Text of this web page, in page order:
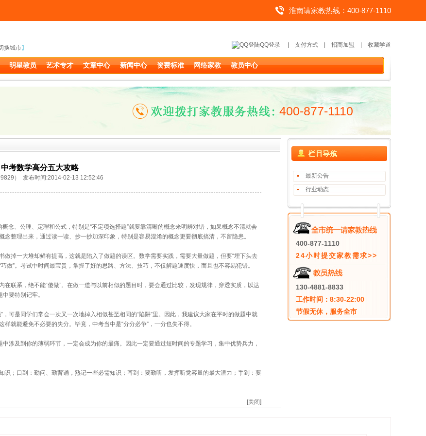
淮南请家教热线：400-877-1110
QQ登录 支付方式 招商加盟 收藏学道
换城市】
明星教员 艺术专才 文章中心 新闻中心 资费标准 网络家教 教员中心
400-877-1110
中考数学高分五大攻略
） 发布时间:2014-02-13 12:52:46
、公理、定理和公式，特别是“不定项选择题”就要靠清晰的概念来明辨对错，如果概念不清就会
整理出来，通过读一读、抄一抄加深印象，特别是容易混淆的概念更要彻底搞清，不留隐患。
一大堆却鲜有提高，这就是陷入了做题的误区。数学需要实践，需要大量做题，但要“埋下头去
做”。考试中时间最宝贵，掌握了好的思路、方法、技巧，不仅解题速度快，而且也不容易犯错。
系，绝不能“傻做”。在做一道与以前相似的题目时，要会通过比较，发现规律，穿透实质，以达
要特别记牢。
是同学们常会一次又一次地掉入相似甚至相同的“陷阱”里。因此，我建议大家在平时的做题中就
就能避免不必要的失分。毕竟，中考当中是“分分必争”，一分也失不得。
及到你的薄弱环节，一定会成为你的最痛。因此一定要通过短时间的专题学习，集中优势兵力，
；口到：勤问、勤背诵，熟记一些必需知识；耳到：要勤听，发挥听觉容量的最大潜力；手到：要
[关闭]
最新公告
行业动态
400-877-1110
24小时提交家教需求>>
130-4881-8833
工作时间：8:30-22:00
节假无休，服务全市